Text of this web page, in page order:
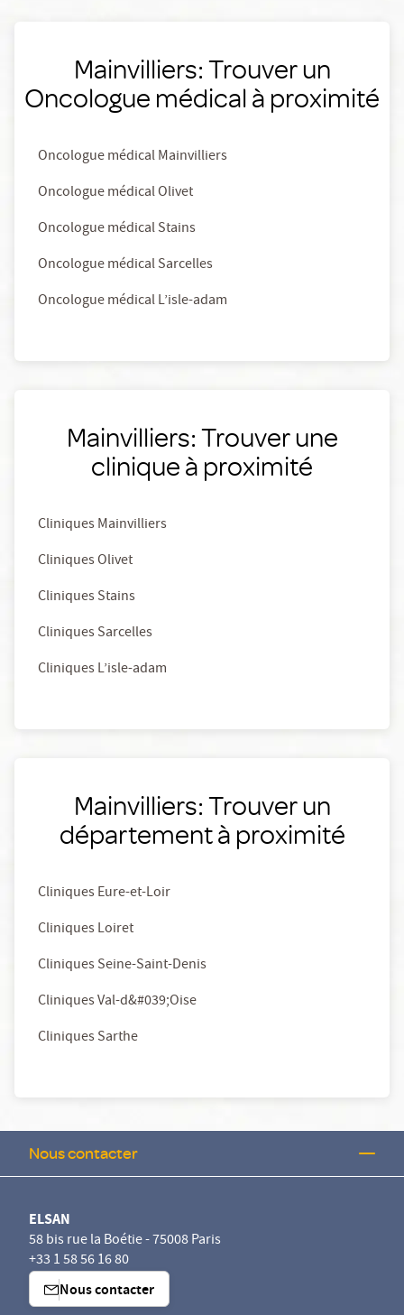
Mainvilliers: Trouver un
Oncologue médical à proximité
Oncologue médical Mainvilliers
Oncologue médical Olivet
Oncologue médical Stains
Oncologue médical Sarcelles
Oncologue médical L’isle-adam
Mainvilliers: Trouver une
clinique à proximité
Cliniques Mainvilliers
Cliniques Olivet
Cliniques Stains
Cliniques Sarcelles
Cliniques L’isle-adam
Mainvilliers: Trouver un
département à proximité
Cliniques Eure-et-Loir
Cliniques Loiret
Cliniques Seine-Saint-Denis
Cliniques Val-d&#039;Oise
Cliniques Sarthe
Nous contacter
ELSAN
58 bis rue la Boétie - 75008 Paris
+33 1 58 56 16 80
Nous contacter